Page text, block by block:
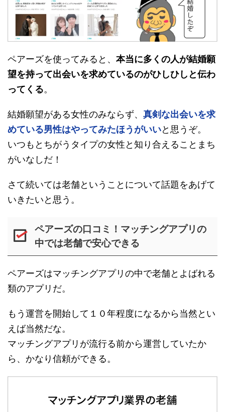
ペアーズを使ってみると、 本当に多くの人が結婚願
望を持って出会いを求めているのがひしひしと伝わ
ってくる。
結婚願望がある女性のみならず、 真剣な出会いを求
めている男性はやってみたほうがいいと思うぞ。
いつもとちがうタイプの女性と知り合えることまち
がいなしだ！
さて続いては老舗ということについて話題をあげて
いきたいと思う。
ペアーズの口コミ！マッチングアプリの
中では老舗で安心できる
ペアーズはマッチングアプリの中で老舗とよばれる
類のアプリだ。
もう運営を開始して１０年程度になるから当然とい
えば当然だな。
マッチングアプリが流行る前から運営していたか
ら、かなり信頼ができる。